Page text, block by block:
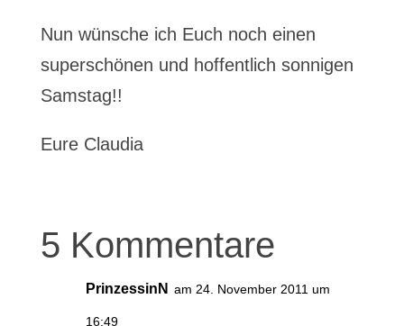
Nun wünsche ich Euch noch einen
superschönen und hoffentlich sonnigen
Samstag!!
Eure Claudia
5 Kommentare
PrinzessinN am 24. November 2011 um
16:49